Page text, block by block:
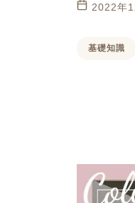
2022年
基礎知識